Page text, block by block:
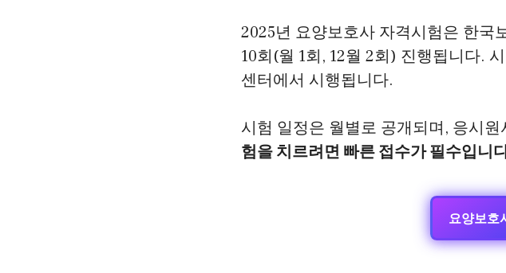
2025년 요양보호사 자격시험은 한국
10회(월 1회, 12월 2회) 진행됩니다.
센터에서 시행됩니다.
시험 일정은 월별로 공개되며, 응시
험을 치르려면 빠른 접수가 필수입니
요양보호